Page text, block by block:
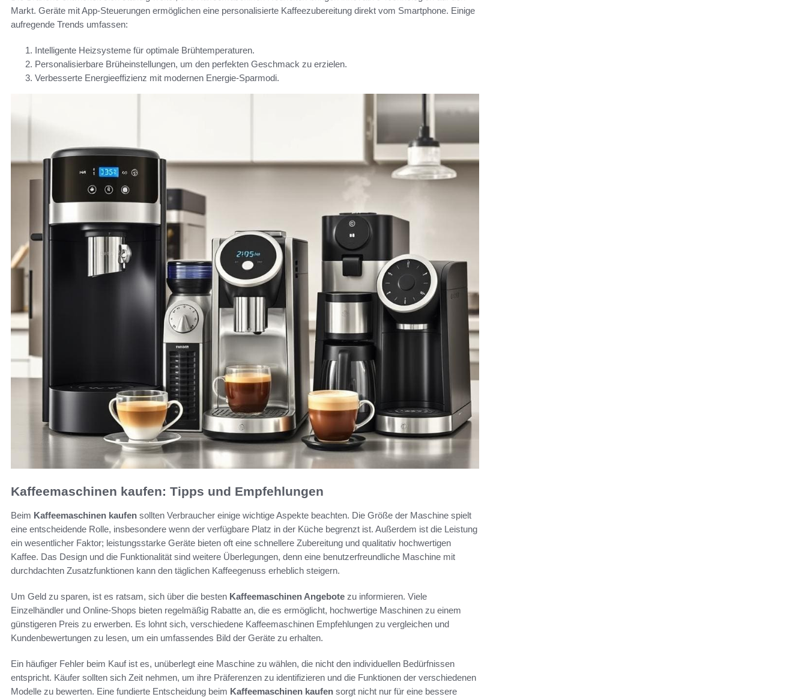
Markt. Geräte mit App-Steuerungen ermöglichen eine personalisierte Kaffeezubereitung direkt vom Smartphone. Einige
aufregende Trends umfassen:
Intelligente Heizsysteme für optimale Brühtemperaturen.
Personalisierbare Brüheinstellungen, um den perfekten Geschmack zu erzielen.
Verbesserte Energieeffizienz mit modernen Energie-Sparmodi.
Kaffeemaschinen kaufen: Tipps und Empfehlungen
Beim Kaffeemaschinen kaufen sollten Verbraucher einige wichtige Aspekte beachten. Die Größe der Maschine spielt
eine entscheidende Rolle, insbesondere wenn der verfügbare Platz in der Küche begrenzt ist. Außerdem ist die Leistung
ein wesentlicher Faktor; leistungsstarke Geräte bieten oft eine schnellere Zubereitung und qualitativ hochwertigen
Kaffee. Das Design und die Funktionalität sind weitere Überlegungen, denn eine benutzerfreundliche Maschine mit
durchdachten Zusatzfunktionen kann den täglichen Kaffeegenuss erheblich steigern.
Um Geld zu sparen, ist es ratsam, sich über die besten Kaffeemaschinen Angebote zu informieren. Viele
Einzelhändler und Online-Shops bieten regelmäßig Rabatte an, die es ermöglicht, hochwertige Maschinen zu einem
günstigeren Preis zu erwerben. Es lohnt sich, verschiedene Kaffeemaschinen Empfehlungen zu vergleichen und
Kundenbewertungen zu lesen, um ein umfassendes Bild der Geräte zu erhalten.
Ein häufiger Fehler beim Kauf ist es, unüberlegt eine Maschine zu wählen, die nicht den individuellen Bedürfnissen
entspricht. Käufer sollten sich Zeit nehmen, um ihre Präferenzen zu identifizieren und die Funktionen der verschiedenen
Modelle zu bewerten. Eine fundierte Entscheidung beim Kaffeemaschinen kaufen sorgt nicht nur für eine bessere